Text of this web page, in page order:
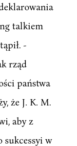
talkiem
-
rząd
państwa
że J. K. M.
aby z
sukcessyi w